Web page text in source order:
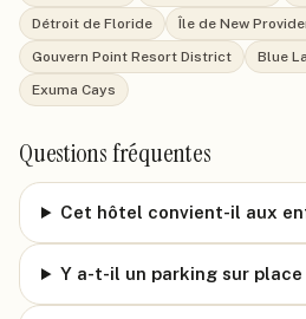
Détroit de Floride
Île de New
Gouvern Point Resort District
Blue
Exuma Cays
Questions fréquentes
Cet hôtel convient-il aux
Y a-t-il un parking sur place